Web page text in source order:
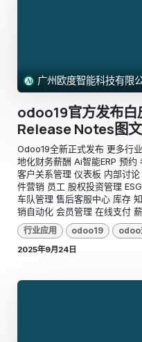
广州欧度智能科技有限
odoo19官方发布白
Release Notes图
Odoo19全新正式发布 更多行
地化财务薪酬 Ai智能ERP 预
客户关系管理 仪表板 内部讨
件营销 员工 股权投资管理
车队管理 售后客服中心 库存
销自动化 会员管理 在线支付
行业应用 odoo19 odoo
2025年9月24日